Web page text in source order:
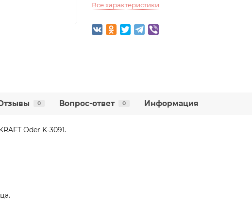
Все характеристики
0 Вопрос-ответ 0 Информация
Oder K-3091.